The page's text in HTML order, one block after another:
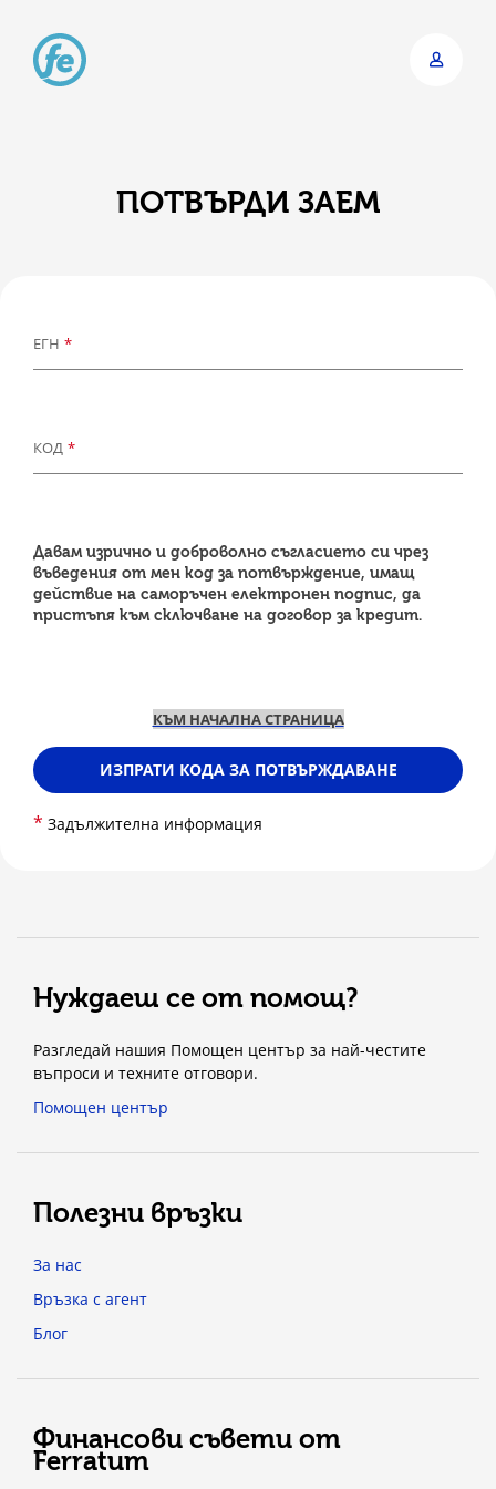
main
content
ПОТВЪРДИ ЗАЕМ
ЕГН *
КОД *
Давам изрично и доброволно съгласието си чрез
въведения от мен код за потвърждение, имащ
действие на саморъчен електронен подпис, да
пристъпя към сключване на договор за кредит.
КЪМ НАЧАЛНА СТРАНИЦА
ИЗПРАТИ КОДА ЗА ПОТВЪРЖДАВАНЕ
* Задължителна информация
Нуждаеш се от помощ?
Разгледай нашия Помощен център за най-честите
въпроси и техните отговори.
Помощен център
Полезни връзки
За нас
Връзка с агент
Блог
Финансови съвети от
Ferratum